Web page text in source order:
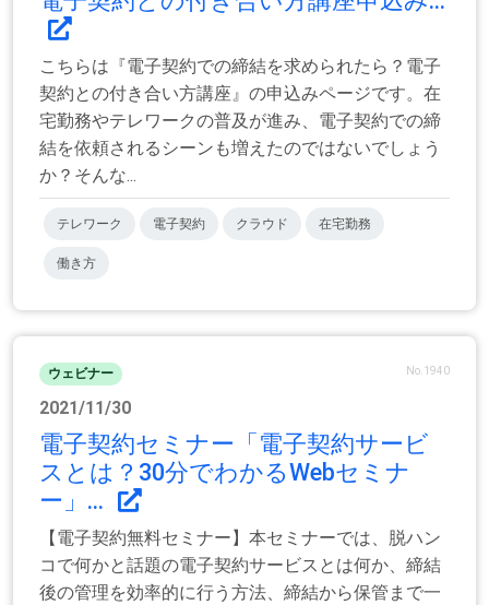
こちらは『電子契約での締結を求められたら？電子
契約との付き合い方講座』の申込みページです。在
宅勤務やテレワークの普及が進み、電子契約での締
結を依頼されるシーンも増えたのではないでしょう
か？そんな...
テレワーク 電子契約 クラウド 在宅勤務
働き方
ウェビナー No.1940
2021/11/30
電子契約セミナー「電子契約サービ
スとは？30分でわかるWebセミナ
ー」...
【電子契約無料セミナー】本セミナーでは、脱ハン
コで何かと話題の電子契約サービスとは何か、締結
後の管理を効率的に行う方法、締結から保管まで一